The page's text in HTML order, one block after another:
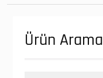
Ürün Arama